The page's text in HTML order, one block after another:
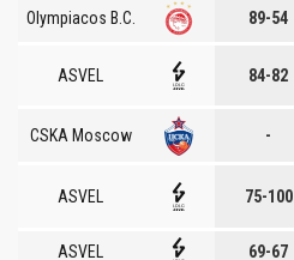
Olympiacos B.C. 89-54
ASVEL 84-82
CSKA Moscow -
ASVEL 75-100
ASVEL 69-67